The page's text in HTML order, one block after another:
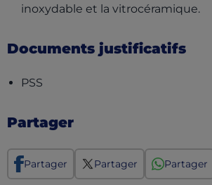
inoxydable et la vitrocéramique.
Documents justificatifs
PSS
Partager
Partager Partager Partager